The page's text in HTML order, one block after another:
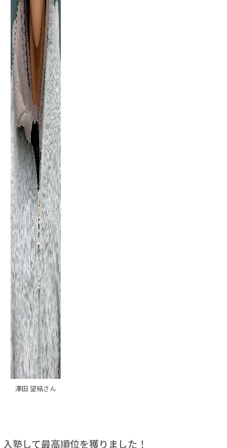
澤田 望結さん
入塾して最高順位を獲りました！